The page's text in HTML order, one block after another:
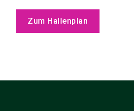
Zum Hallenplan